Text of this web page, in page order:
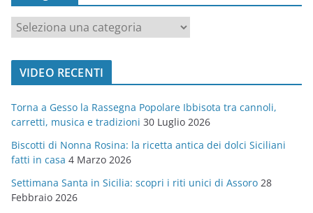
t
o
r
i
e
VIDEO RECENTI
Torna a Gesso la Rassegna Popolare Ibbisota tra cannoli,
carretti, musica e tradizioni 30 Luglio 2026
Biscotti di Nonna Rosina: la ricetta antica dei dolci Siciliani
fatti in casa 4 Marzo 2026
Settimana Santa in Sicilia: scopri i riti unici di Assoro 28
Febbraio 2026